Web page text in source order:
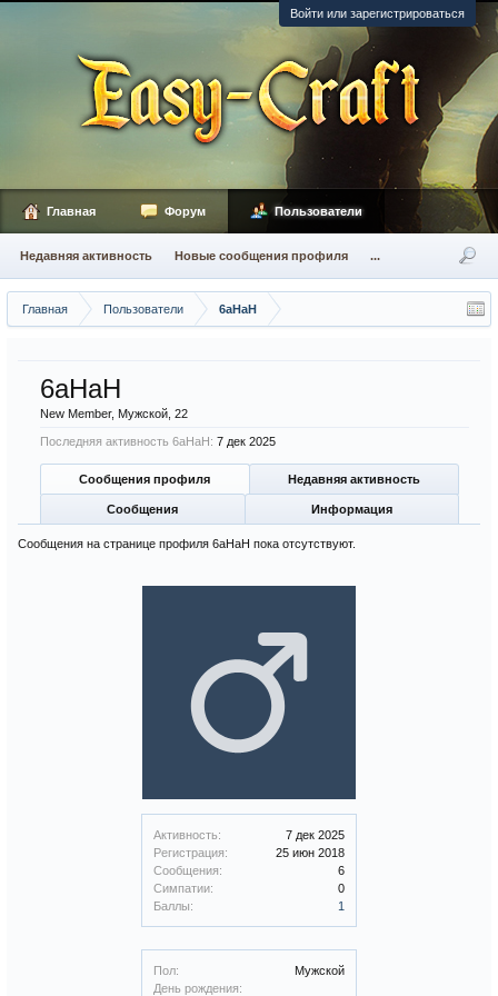
Войти или зарегистрироваться
Главная Пользователи 6aHaH
Активность:
7 дек 2025
Регистрация:
25 июн 2018
Сообщения:
6
Симпатии:
0
Баллы:
1
Пол:
Мужской
День рождения:
6aHaH
New Member, Мужской, 22
Последняя активность 6aHaH: 7 дек 2025
Сообщения профиля Недавняя активность
Сообщения Информация
Сообщения на странице профиля 6aHaH пока отсутствуют.
Главная Форум Пользователи
Недавняя активность Новые сообщения профиля ...